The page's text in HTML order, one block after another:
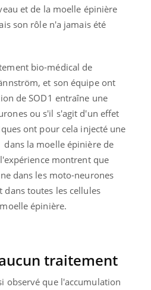
et de la moelle épinière
son rôle n'a jamais été
bio-médical de
et son équipe ont
de SOD1 entraîne une
ou s'il s'agit d'un effet
ont pour cela injecté une
dans la moelle épinière de
montrent que
dans les moto-neurones
dans toutes les cellules
épinière.
traitement
observé que l'accumulation